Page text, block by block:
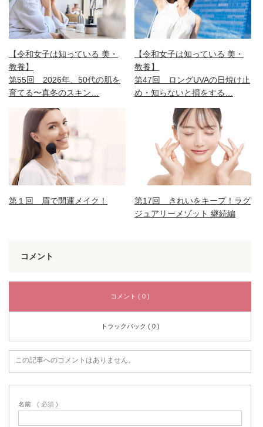
【令和女子は知っている 美・
教養】
第55回 2026年、50代の肌を
育てる〜真冬のスキン…
【令和女子は知っている 美・
教養】
第47回 ロングUVAの日焼け止
め・知らないと損をする…
第１回 眉で開運メイク！
第17回 きれいをキープ！ラグ
ジュアリーメゾット 継続編
コメント
コメント ( 0 )
トラックバック ( 0 )
この記事へのコメントはありません。
名前 ( 必須 )